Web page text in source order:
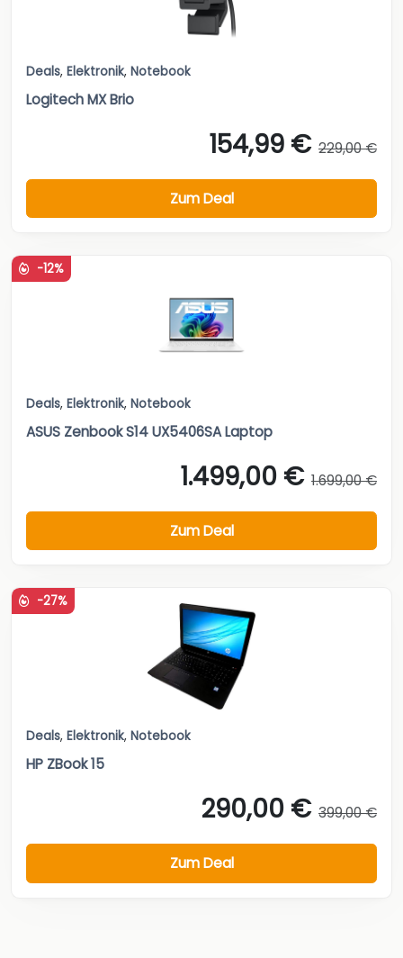
Deals, Elektronik, Notebook
Logitech MX Brio
154,99 € 229,00 €
Zum Deal
-12%
Deals, Elektronik, Notebook
ASUS Zenbook S14 UX5406SA Laptop
1.499,00 € 1.699,00 €
Zum Deal
-27%
Deals, Elektronik, Notebook
HP ZBook 15
290,00 € 399,00 €
Zum Deal